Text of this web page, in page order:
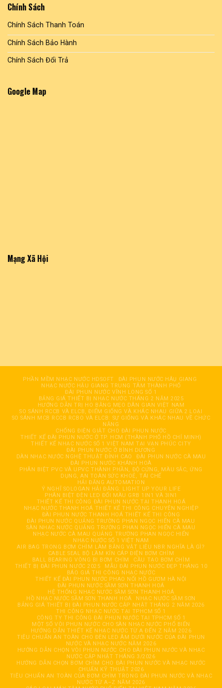
Chính Sách
Chính Sách Thanh Toán
Chính Sách Bảo Hành
Chính Sách Đổi Trả
Google Map
Mạng Xã Hội
PHẦN MỀM NHẠC NƯỚC HDSOFT
ĐÀI PHUN NƯỚC HÂỤ GIANG
NHẠC NƯỚC HẬU GIANG TRUNG TÂM THÀNH PHỐ
ĐÀI PHUN NƯỚC VĨNH LONG SỐ 1
BẢNG GIÁ THIẾT BỊ NHẠC NƯỚC THÁNG 2 NĂM 2025
HƯỚNG DẪN TRỊ HO BẰNG MẸO DÂN GIAN VIỆT NAM
SO SÁNH RCCB VÀ ELCB, ĐIỂM GIỐNG VÀ KHÁC NHAU GIỮA 2 LOẠI
SO SÁNH MCB RCCB RCBO VÀ ELCB: SỰ GIỐNG VÀ KHÁC NHAU VỀ CHỨC
NĂNG
CHỐNG ĐIỆN GIẬT CHO ĐÀI PHUN NƯỚC
THIẾT KẾ ĐÀI PHUN NƯỚC Ở TP. HCM (THÀNH PHỐ HỒ CHÍ MINH)
THIẾT KẾ NHẠC NƯỚC SỐ 1 VIỆT NAM TẠI VẠN PHÚC CITY
ĐÀI PHUN NƯỚC Ở BÌNH DƯƠNG
DÀN NHẠC NƯỚC NGHỆ THUẬT ĐỈNH CAO
ĐÀI PHUN NƯỚC CÀ MAU
ĐÀI PHUN NƯỚC KHÁNH HOÀ
PHÂN BIỆT PVC VÀ UPVC THÀNH PHẦN, ĐỘ CỨNG, MÀU SẮC, ỨNG
DỤNG, AN TOÀN SỨC KHOẺ, TÁI CHẾ
HẢI ĐĂNG AUTOMATION
Ý NGHĨ SOLOGAN HẢI ĐĂNG: LIGHT UP YOUR LIFE
PHÂN BIỆT ĐÈN LED ĐỔI MÀU GRB 1IN1 VÀ 3IN1
THIẾT KẾ THI CÔNG ĐÀI PHUN NƯỚC TẠI THANH HOÁ
NHẠC NƯỚC THANH HOÁ THIẾT KẾ THI CÔNG CHUYÊN NGHIỆP
ĐÀI PHUN NƯỚC THANH HOÁ THIẾT KẾ THI CÔNG
ĐÀI PHUN NƯỚC QUẢNG TRƯỜNG PHAN NGỌC HIỂN CÀ MAU
SÀN NHẠC NƯỚC QUẢNG TRƯỜNG PHAN NGỌC HIỂN CÀ MAU
NHẠC NƯỚC CÀ MAU QUẢNG TRƯỜNG PHAN NGỌC HIỂN
NHẠC NƯỚC SỐ 1 VIỆT NAM
AIR BAG TRONG BƠM CHÌM LÀM BẰNG VẬT LIỆU NBR NGHĨA LÀ GÌ?
CABLE SEAL BỘ LÀM KÍN CÁP ĐIỆN BƠM CHÌM
BALL BEARING VÒNG BI BƠM CHÌM
CẦU TẠO BƠM CHÌM
THIẾT BỊ ĐÀI PHUN NƯỚC 2025
MẪU ĐÀI PHUN NƯỚC ĐẸP THÁNG 10
BÁO GIÁ THI CÔNG NHẠC NƯỚC
THIẾT KẾ ĐÀI PHUN NƯỚC PHAO NỔI HỒ GƯƠM HÀ NỘI
ĐÀI PHUN NƯỚC SẦM SƠN THANH HOÁ
HỆ THỐNG NHẠC NƯỚC SẦM SƠN THANH HOÁ
HỒ NHẠC NƯỚC SẦM SƠN THANH HOÁ
NHẠC NƯỚC SẦM SƠN
BẢNG GIÁ THIẾT BỊ ĐÀI PHUN NƯỚC CẬP NHẬT THÁNG 2 NĂM 2026
THI CÔNG NHẠC NƯỚC TẠI TPHCM SỐ 1
CÔNG TY THI CÔNG ĐÀI PHUN NƯỚC TẠI TPHCM SỐ 1
MỘT SỐ VÒI PHUN NƯỚC CHO SÀN NHẠC NƯỚC PHỔ BIẾN
HƯỚNG DẪN THIẾT KẾ NHẠC NƯỚC TỪ A ĐẾN Z NĂM 2026
TIÊU CHUẨN AN TOÀN CHO ĐÈN LED ÂM DƯỚI NƯỚC CỦA ĐÀI PHUN
NƯỚC VÀ NHẠC NƯỚC NĂM 2026
HƯỚNG DẪN CHỌN VÒI PHUN NƯỚC CHO ĐÀI PHUN NƯỚC VÀ NHẠC
NƯỚC CẬP NHẬT THÁNG 3/2026
HƯỚNG DẪN CHỌN BƠM CHÌM CHO ĐÀI PHUN NƯỚC VÀ NHẠC NƯỚC
CHUẨN KỸ THUẬT 2026
TIÊU CHUẨN AN TOÀN CỦA BƠM CHÌM TRONG ĐÀI PHUN NƯỚC VÀ NHẠC
NƯỚC TỪ A–Z NĂM 2026